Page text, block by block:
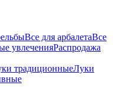
Все для арбалетаВсе
увлеченияРаспродажа
традиционныеЛуки